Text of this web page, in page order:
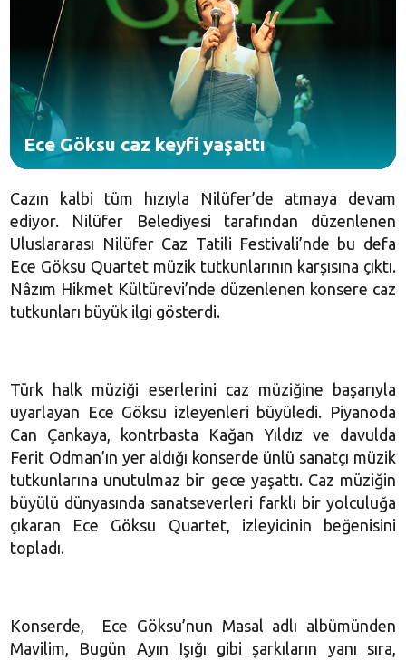
Ece Göksu caz keyfi yaşattı
Cazın kalbi tüm hızıyla Nilüfer’de atmaya devam
ediyor. Nilüfer Belediyesi tarafından düzenlenen
Uluslararası Nilüfer Caz Tatili Festivali’nde bu defa
Ece Göksu Quartet müzik tutkunlarının karşısına çıktı.
Nâzım Hikmet Kültürevi’nde düzenlenen konsere caz
tutkunları büyük ilgi gösterdi.
Türk halk müziği eserlerini caz müziğine başarıyla
uyarlayan Ece Göksu izleyenleri büyüledi. Piyanoda
Can Çankaya, kontrbasta Kağan Yıldız ve davulda
Ferit Odman’ın yer aldığı konserde ünlü sanatçı müzik
tutkunlarına unutulmaz bir gece yaşattı. Caz müziğin
büyülü dünyasında sanatseverleri farklı bir yolculuğa
çıkaran Ece Göksu Quartet, izleyicinin beğenisini
topladı.
Konserde, Ece Göksu’nun Masal adlı albümünden
Mavilim, Bugün Ayın Işığı gibi şarkıların yanı sıra,